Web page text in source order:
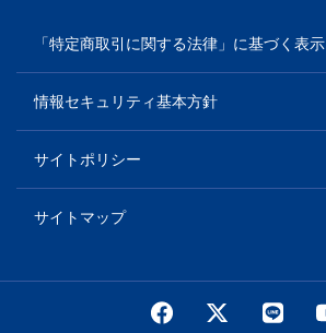
「特定商取引に関する法律」に基づく表示
情報セキュリティ基本方針
サイトポリシー
サイトマップ